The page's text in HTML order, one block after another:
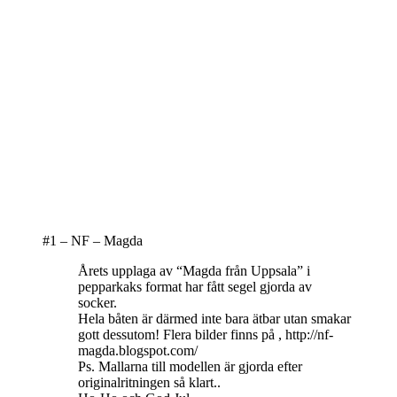
#1 – NF – Magda
Årets upplaga av “Magda från Uppsala” i
pepparkaks format har fått segel gjorda av
socker.
Hela båten är därmed inte bara ätbar utan smakar
gott dessutom! Flera bilder finns på , http://nf-
magda.blogspot.com/
Ps. Mallarna till modellen är gjorda efter
originalritningen så klart..